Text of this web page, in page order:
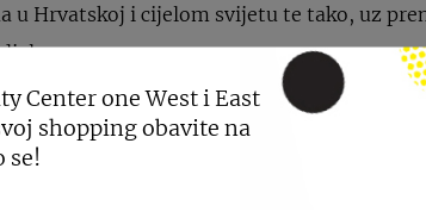
Hrvatskoj i cijelom svijetu te tako, uz
Center one West i East
shopping obavite na
se!